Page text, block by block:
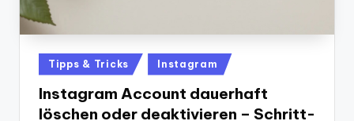
Posted
in
Tipps & Tricks Instagram
Instagram Account dauerhaft
löschen oder deaktivieren – Schritt-